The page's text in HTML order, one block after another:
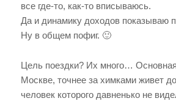
все где-то, как-то вписываюсь.
Да и динамику доходов показываю
Ну в общем пофиг. 🙂
Цель поездки? Их много…
Москве, точнее за химками живет
человек которого давненько не